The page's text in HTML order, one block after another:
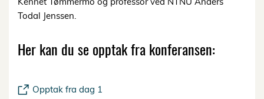
Todal Jenssen.
Her kan du se opptak fra konferansen:
Opptak fra dag 1